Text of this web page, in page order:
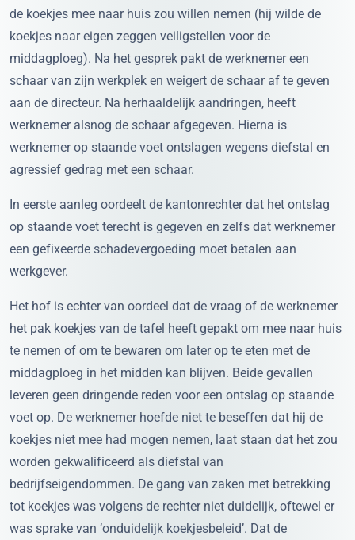
de koekjes mee naar huis zou willen nemen (hij wilde de
koekjes naar eigen zeggen veiligstellen voor de
middagploeg). Na het gesprek pakt de werknemer een
schaar van zijn werkplek en weigert de schaar af te geven
aan de directeur. Na herhaaldelijk aandringen, heeft
werknemer alsnog de schaar afgegeven. Hierna is
werknemer op staande voet ontslagen wegens diefstal en
agressief gedrag met een schaar.
In eerste aanleg oordeelt de kantonrechter dat het ontslag
op staande voet terecht is gegeven en zelfs dat werknemer
een gefixeerde schadevergoeding moet betalen aan
werkgever.
Het hof is echter van oordeel dat de vraag of de werknemer
het pak koekjes van de tafel heeft gepakt om mee naar huis
te nemen of om te bewaren om later op te eten met de
middagploeg in het midden kan blijven. Beide gevallen
leveren geen dringende reden voor een ontslag op staande
voet op. De werknemer hoefde niet te beseffen dat hij de
koekjes niet mee had mogen nemen, laat staan dat het zou
worden gekwalificeerd als diefstal van
bedrijfseigendommen. De gang van zaken met betrekking
tot koekjes was volgens de rechter niet duidelijk, oftewel er
was sprake van ‘onduidelijk koekjesbeleid’. Dat de